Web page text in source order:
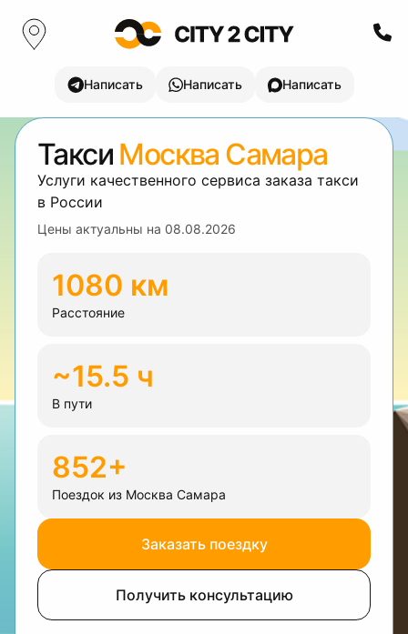
Написать Написать Написать
Такси Москва Самара
Услуги качественного сервиса заказа такси
в России
Цены актуальны на 08.08.2026
1080 км
Расстояние
~15.5 ч
В пути
852+
Поездок из Москва Самара
Заказать поездку
Получить консультацию